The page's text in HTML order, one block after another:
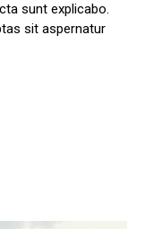
sunt explicabo.
sit aspernatur